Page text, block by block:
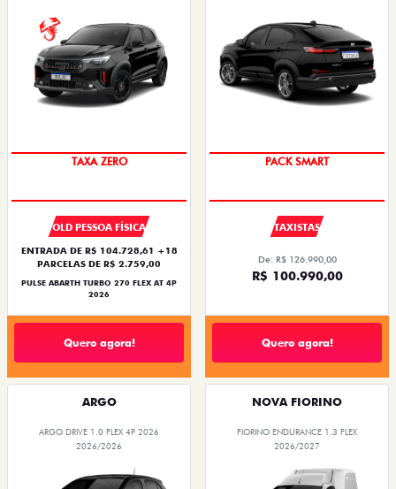
TAXA ZERO
OLD PESSOA FÍSICA
ENTRADA DE R$ 104.728,61 +18
PARCELAS DE R$ 2.759,00
PULSE ABARTH TURBO 270 FLEX AT 4P
2026
Quero agora!
PACK SMART
TAXISTAS
De: R$ 126.990,00
R$ 100.990,00
Quero agora!
ARGO
ARGO DRIVE 1.0 FLEX 4P 2026
2026/2026
NOVA FIORINO
FIORINO ENDURANCE 1.3 FLEX
2026/2027